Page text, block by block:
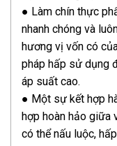
● Làm chín thực
nhanh chóng và
hương vị vốn có
pháp hấp sử dụng
áp suất cao.
● Một sự kết hợp
hợp hoàn hảo giữa
có thể nấu luộc,